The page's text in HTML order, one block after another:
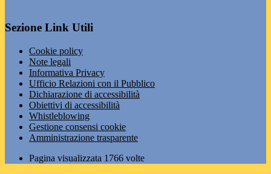
Sezione Link Utili
Cookie policy
Note legali
Informativa Privacy
Ufficio Relazioni con il Pubblico
Dichiarazione di accessibilità
Obiettivi di accessibilità
Whistleblowing
Gestione consensi cookie
Amministrazione trasparente
Pagina visualizzata 1766 volte